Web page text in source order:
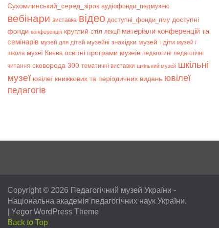
Сухомлинський_серед_зірок аудіофонди_педмузею
вебінари виставка відео доступні_фонди_пму доступні
фонди конференція круглий стіл лекції матеріали конференцій та
семінарів музей для дітей музейні знахідки музей і діти музей і
школа музеї Києва освітні програми музеїв педагогині педагогічні
читання сковорода 300 тематичні виставки шкільний музей шкільні
музеї ювілеї книжкових та періодичних видань ювілеї
педагогів
Copyright © 2026 Педагогічний музей України -
Національна академія педагогічних наук України.
Yegor WordPress Theme
Back to Top